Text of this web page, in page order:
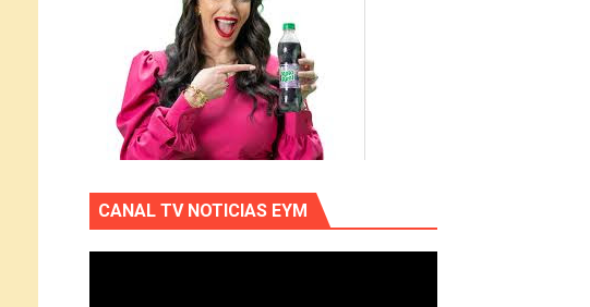
CANAL TV NOTICIAS EYM